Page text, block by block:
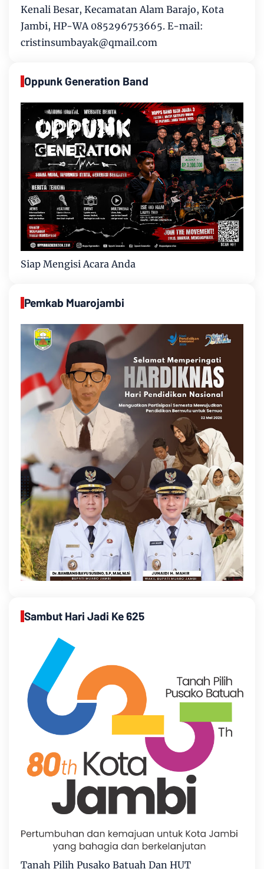
Kenali Besar, Kecamatan Alam Barajo, Kota
Jambi, HP-WA 085296753665. E-mail:
cristinsumbayak@qmail.com
Oppunk Generation Band
Siap Mengisi Acara Anda
Pemkab Muarojambi
Sambut Hari Jadi Ke 625
Tanah Pilih Pusako Batuah Dan HUT